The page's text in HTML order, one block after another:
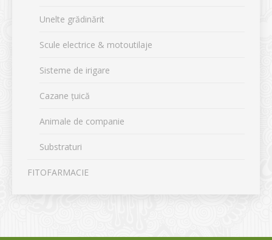
Unelte grădinărit
Scule electrice & motoutilaje
Sisteme de irigare
Cazane țuică
Animale de companie
Substraturi
FITOFARMACIE